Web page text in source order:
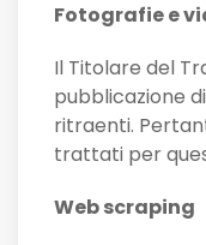
Fotografie e
Il Titolare del
pubblicazione
ritraenti.
trattati per
Web scraping